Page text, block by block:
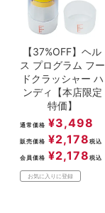
【37%OFF】ヘル
ス プログラム フー
ドクラッシャー ハ
ンディ【本店限定
特価】
通常価格 ¥3,498
販売価格 ¥2,178 税込
会員価格 ¥2,178 税込
お気に入りに登録